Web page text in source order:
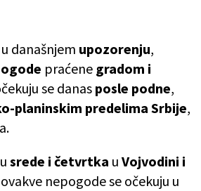
današnjem upozorenju,
praćene gradom i
se danas posle podne,
planinskim predelima Srbije,
srede i četvrtka u Vojvodini i
ovakve nepogode se očekuju u